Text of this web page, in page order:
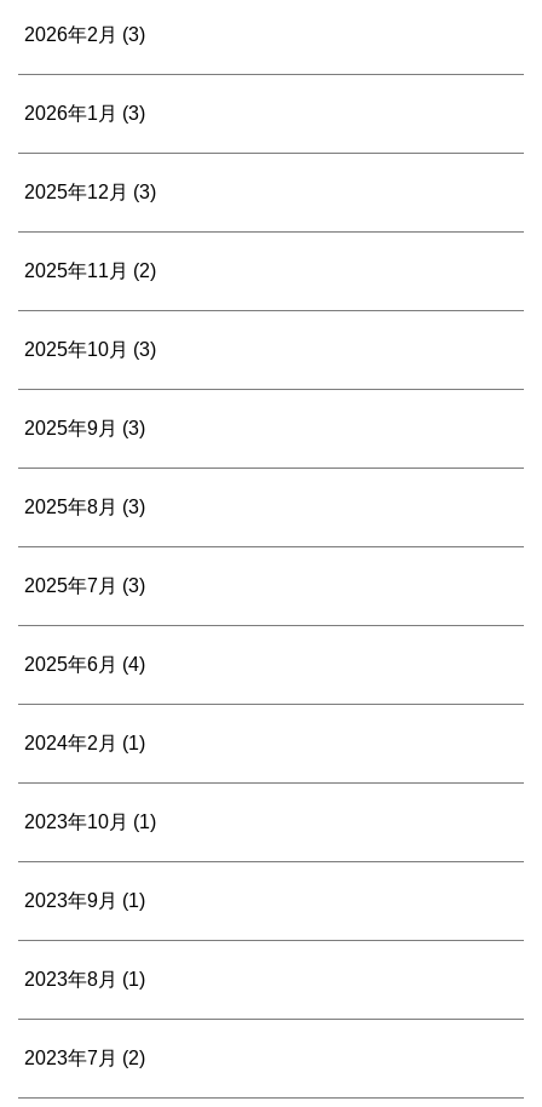
2026年2月 (3)
2026年1月 (3)
2025年12月 (3)
2025年11月 (2)
2025年10月 (3)
2025年9月 (3)
2025年8月 (3)
2025年7月 (3)
2025年6月 (4)
2024年2月 (1)
2023年10月 (1)
2023年9月 (1)
2023年8月 (1)
2023年7月 (2)